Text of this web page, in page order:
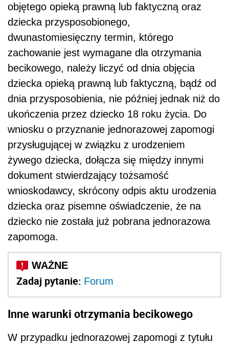
objętego opieką prawną lub faktyczną oraz
dziecka przysposobionego,
dwunastomiesięczny termin, którego
zachowanie jest wymagane dla otrzymania
becikowego, należy liczyć od dnia objęcia
dziecka opieką prawną lub faktyczną, bądź od
dnia przysposobienia, nie później jednak niż do
ukończenia przez dziecko 18 roku życia. Do
wniosku o przyznanie jednorazowej zapomogi
przysługującej w związku z urodzeniem
żywego dziecka, dołącza się między innymi
dokument stwierdzający tożsamość
wnioskodawcy, skrócony odpis aktu urodzenia
dziecka oraz pisemne oświadczenie, że na
dziecko nie została już pobrana jednorazowa
zapomoga.
Zadaj pytanie: Forum
Inne warunki otrzymania becikowego
W przypadku jednorazowej zapomogi z tytułu